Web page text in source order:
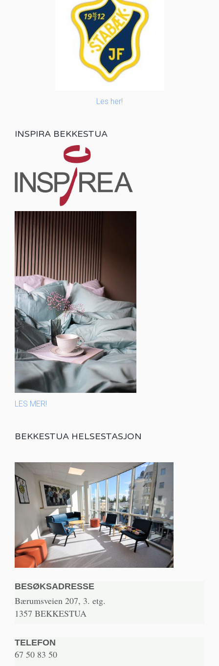
Les her!
INSPIRA BEKKESTUA
LES MER!
BEKKESTUA HELSESTASJON
BESØKSADRESSE
Bærumsveien 207, 3. etg.
1357 BEKKESTUA
TELEFON
67 50 83 50